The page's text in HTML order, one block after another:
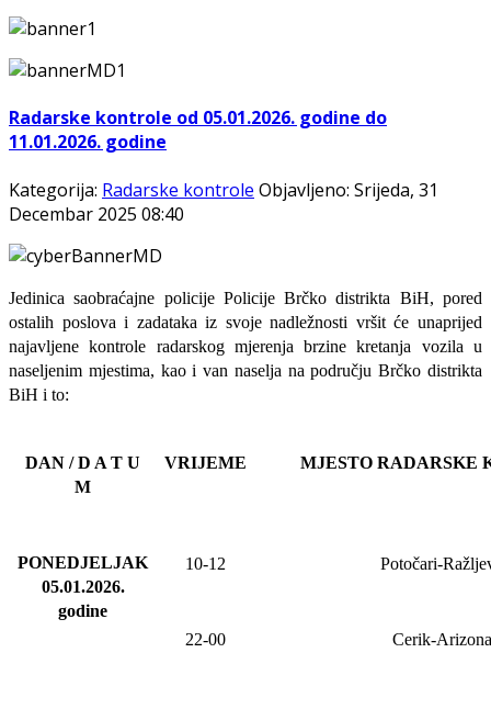
Radarske kontrole od 05.01.2026. godine do
11.01.2026. godine
Kategorija: Radarske kontrole Objavljeno: Srijeda, 31
Decembar 2025 08:40
Jedinica saobraćajne policije Policije Brčko distrikta BiH, pored
ostalih poslova i zadataka iz svoje nadležnosti vršit će unaprijed
najavljene kontrole radarskog mjerenja brzine kretanja vozila u
naseljenim mjestima, kao i van naselja na području Brčko distrikta
BiH i to:
DAN / D A T U
M
VRIJEME MJESTO RADARSKE
PONEDJELJAK
05.01.2026.
godine
10-12 Potočari-
22-00 Cerik-Arizona